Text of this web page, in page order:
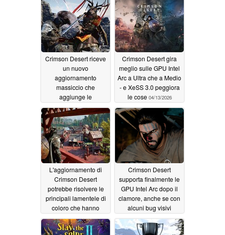
07/09/2026
Crimson Desert riceve
un nuovo
aggiornamento
massiccio che
aggiunge le
cavalcature speciali,
un nuovo sistema di
estrazione e molto altro
05/12/2026
Crimson Desert gira
meglio sulle GPU Intel
Arc a Ultra che a Medio
- e XeSS 3.0 peggiora
le cose 04/13/2026
L'aggiornamento di
Crimson Desert
potrebbe risolvere le
principali lamentele di
coloro che hanno
raggiunto l'endgame
04/11/2026
Crimson Desert
supporta finalmente le
GPU Intel Arc dopo il
clamore, anche se con
alcuni bug visivi
04/10/2026